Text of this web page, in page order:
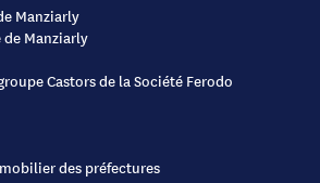
Manziarly
Manziarly
Castors de la Société Ferodo
des préfectures